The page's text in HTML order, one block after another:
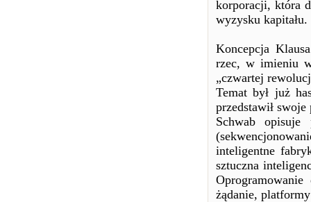
korporacji, która
wyzysku kapitału.
Koncepcja
rzec, w imieniu
„czwartej
Temat był już
przedstawił
Schwab
inteligentne
sztuczna
żądanie,